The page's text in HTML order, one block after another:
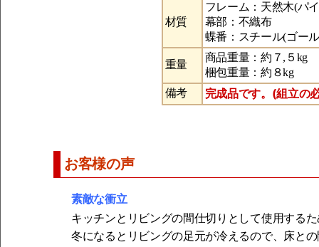
材質
フレーム：天然木(パ
幕部：不織布
蝶番：スチール(ゴー
重量
商品重量：約７,５kg
梱包重量：約８kg
備考
完成品です。(組立の
お客様の声
素敵な衝立
キッチンとリビングの間仕切りとして使用する
冬になるとリビングの足元が冷えるので、床と